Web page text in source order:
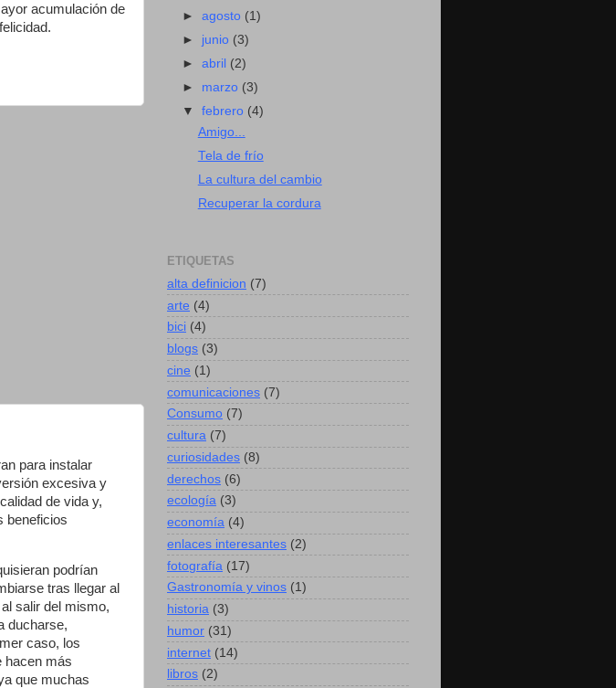
acumulación de
para instalar
excesiva y
de vida y,
beneficios
podrían
tras llegar al
salir del mismo,
ducharse,
caso, los
hacen más
que muchas
►agosto (1)
► junio (3)
►abril (2)
► marzo (3)
▼febrero (4)
Amigo...
Tela de frío
La cultura del cambio
Recuperar la cordura
ETIQUETAS
alta definicion (7)
arte (4)
bici (4)
blogs (3)
cine (1)
comunicaciones (7)
Consumo (7)
cultura (7)
curiosidades (8)
derechos (6)
ecología (3)
economía (4)
enlaces interesantes (2)
fotografía (17)
Gastronomía y vinos (1)
historia (3)
humor (31)
internet (14)
libros (2)